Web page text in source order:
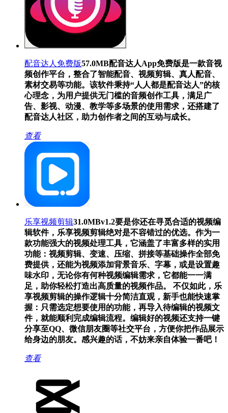
配音达人免费版57.0MB配音达人App免费版是一款音视
频创作平台，整合了智能配音、视频剪辑、真人配音、
素材交易等功能。该软件秉持“人人都是配音达人”的核
心理念，为用户提供无门槛的音频创作工具，满足广
告、影视、动漫、教学等多场景的使用需求，还搭建了
配音达人社区，助力创作者之间的互动与成长。
查看
乐享视频剪辑31.0MBv1.2要是你还在寻觅合适的视频编
辑软件，乐享视频剪辑绝对是不容错过的优选。作为一
款功能强大的视频处理工具，它涵盖了丰富多样的实用
功能：视频剪辑、变速、压缩、拼接等基础操作全部免
费提供，还能为视频添加背景音乐、字幕，或是设置趣
味水印，无论你有何种视频编辑需求，它都能一一满
足，助你轻松打造出高质量的视频作品。 不仅如此，乐
享视频剪辑的操作逻辑十分简洁直观，新手也能快速掌
握：只需选定想要使用的功能，再导入待编辑的视频文
件，就能顺利完成编辑流程。编辑好的视频还支持一键
分享至QQ、微信朋友圈等社交平台，方便你把作品展示
给身边的朋友。感兴趣的话，不妨来亲自体验一番吧！
查看